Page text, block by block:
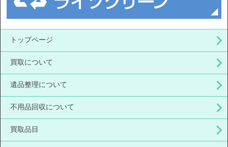
トップページ
買取について
遺品整理について
不用品回収について
買取品目